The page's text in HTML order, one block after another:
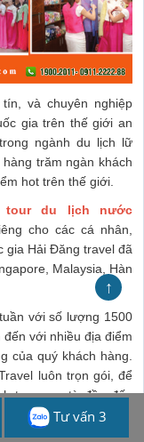
và chuyên nghiệp
gia trên thế giới an
ngành du lịch lữ
trăm ngàn khách
hot trên thế giới.
tour du lịch nước
cho các cá nhân,
gia Hải Đăng travel đã
Malaysia, Hàn
với số lượng 1500
với nhiều địa điểm
của quý khách hàng.
luôn trọn gói, để
trọn vẹn từ đầu đến
nước ngoài nổi bật tại
↑
Tư vấn 3